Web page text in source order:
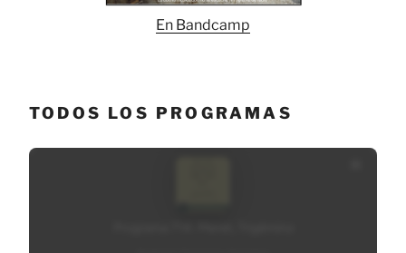
En Bandcamp
TODOS LOS PROGRAMAS